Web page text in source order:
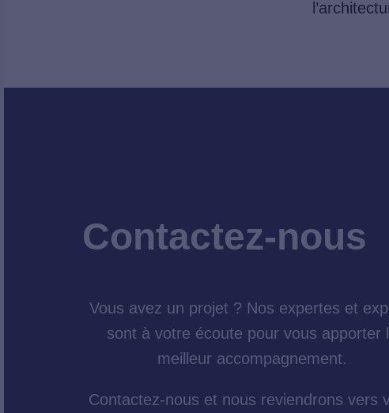
Contactez-nous
Vous avez un projet ? Nos expertes et
sont à votre écoute pour vous apporter
meilleur accompagnement.
Contactez-nous et nous reviendrons vers